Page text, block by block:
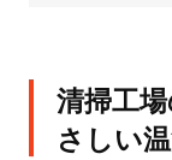
清掃工
さしい